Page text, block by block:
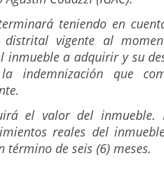
teniendo en
distrital vigente al
inmueble a adquirir y su
indemnización que
el valor del inmueble.
reales del
de seis (6) meses.